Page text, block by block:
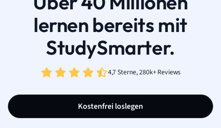
lernen bereits mit
StudySmarter.
4,7 Sterne, 280k+ Reviews
Kostenfrei loslegen